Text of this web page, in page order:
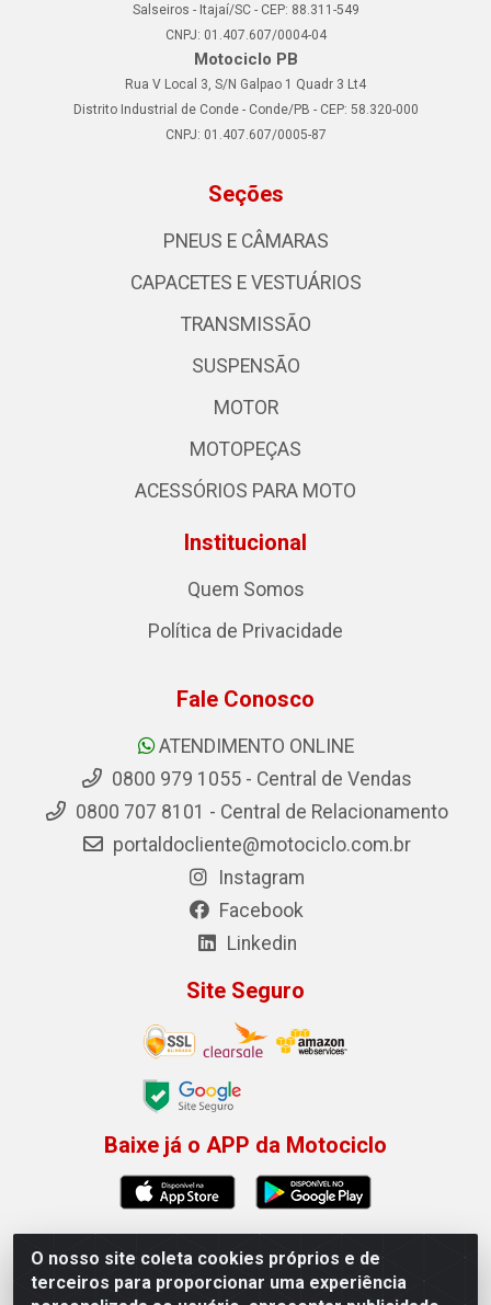
O nosso site coleta cookies próprios e de
terceiros para proporcionar uma experiência
Salseiros - Itajaí/SC - CEP: 88.311-549
CNPJ: 01.407.607/0004-04
Motociclo PB
Rua V Local 3, S/N Galpao 1 Quadr 3 Lt4
Distrito Industrial de Conde - Conde/PB - CEP: 58.320-000
CNPJ: 01.407.607/0005-87
Seções
PNEUS E CÂMARAS
CAPACETES E VESTUÁRIOS
TRANSMISSÃO
SUSPENSÃO
MOTOR
MOTOPEÇAS
ACESSÓRIOS PARA MOTO
Institucional
Quem Somos
Política de Privacidade
Fale Conosco
ATENDIMENTO ONLINE
0800 979 1055 - Central de Vendas
0800 707 8101 - Central de Relacionamento
portaldocliente@motociclo.com.br
Instagram
Facebook
Linkedin
Site Seguro
Baixe já o APP da Motociclo
Motociclo - Rua Francisco Sousa dos Santos, 731 -
Jardim Limoeiro, Serra/ES - CEP 29.164-153 - CNPJ